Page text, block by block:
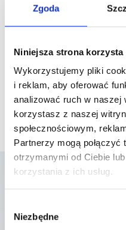
Zgoda
Niniejsza strona
Wykorzystujemy pliki
i reklam, aby oferować
analizować ruch w naszej
korzystasz z naszej
społecznościowym,
Partnerzy mogą
otrzymanymi od Ciebie
korzystania z ich usług.
zgody
Niezbędne